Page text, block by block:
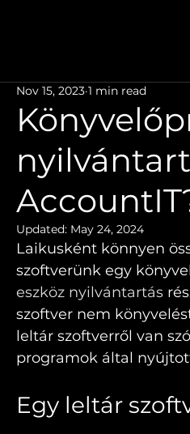
Nov 15, 2023 1 min read
Updated: May 24, 2024
Laikusként könnyen
szoftverünk egy
eszköz nyilvántartás
szoftver nem
leltár szoftverről van
programok által
Egy leltár